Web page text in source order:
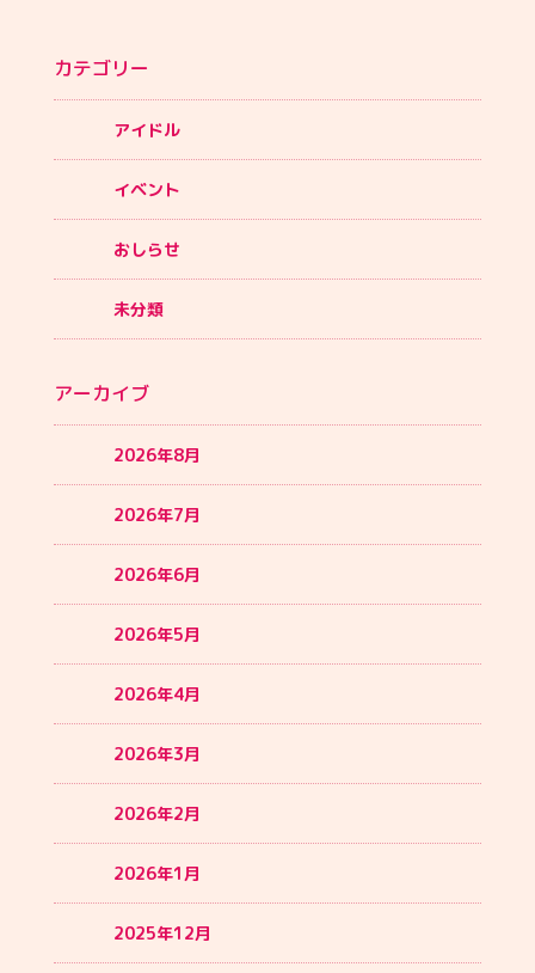
カテゴリー
アイドル
イベント
おしらせ
未分類
アーカイブ
2026年8月
2026年7月
2026年6月
2026年5月
2026年4月
2026年3月
2026年2月
2026年1月
2025年12月